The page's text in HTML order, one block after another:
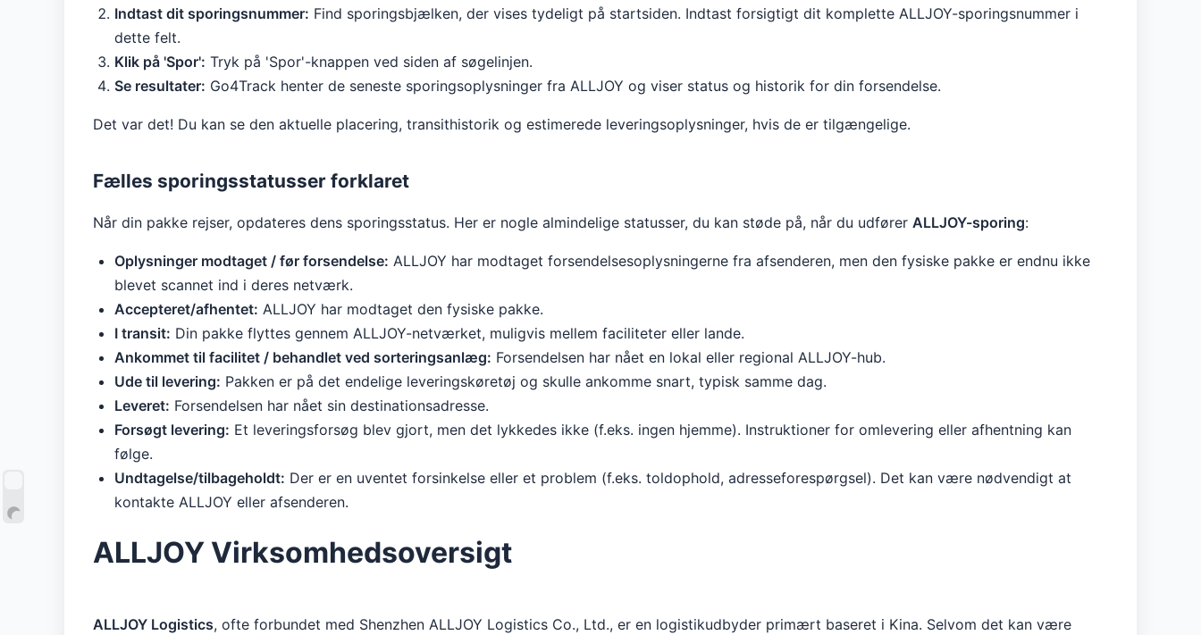
Indtast dit sporingsnummer: Find sporingsbjælken, der vises tydeligt på startsiden. Indtast forsigtigt dit komplette ALLJOY-sporingsnummer i
dette felt.
Klik på 'Spor': Tryk på 'Spor'-knappen ved siden af ​​søgelinjen.
Se resultater: Go4Track henter de seneste sporingsoplysninger fra ALLJOY og viser status og historik for din forsendelse.
Det var det! Du kan se den aktuelle placering, transithistorik og estimerede leveringsoplysninger, hvis de er tilgængelige.
Fælles sporingsstatusser forklaret
Når din pakke rejser, opdateres dens sporingsstatus. Her er nogle almindelige statusser, du kan støde på, når du udfører ALLJOY-sporing:
Oplysninger modtaget / før forsendelse: ALLJOY har modtaget forsendelsesoplysningerne fra afsenderen, men den fysiske pakke er endnu ikke
blevet scannet ind i deres netværk.
Accepteret/afhentet: ALLJOY har modtaget den fysiske pakke.
I transit: Din pakke flyttes gennem ALLJOY-netværket, muligvis mellem faciliteter eller lande.
Ankommet til facilitet / behandlet ved sorteringsanlæg: Forsendelsen har nået en lokal eller regional ALLJOY-hub.
Ude til levering: Pakken er på det endelige leveringskøretøj og skulle ankomme snart, typisk samme dag.
Leveret: Forsendelsen har nået sin destinationsadresse.
Forsøgt levering: Et leveringsforsøg blev gjort, men det lykkedes ikke (f.eks. ingen hjemme). Instruktioner for omlevering eller afhentning kan
følge.
Undtagelse/tilbageholdt: Der er en uventet forsinkelse eller et problem (f.eks. toldophold, adresseforespørgsel). Det kan være nødvendigt at
kontakte ALLJOY eller afsenderen.
ALLJOY Virksomhedsoversigt
ALLJOY Logistics, ofte forbundet med Shenzhen ALLJOY Logistics Co., Ltd., er en logistikudbyder primært baseret i Kina. Selvom det kan være